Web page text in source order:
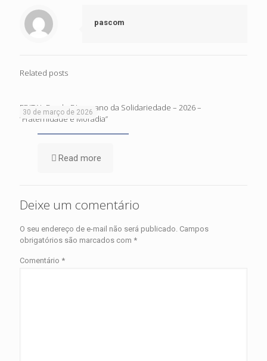
pascom
Related posts
30 de março de 2026
EDITAL Fundo Diocesano da Solidariedade – 2026 –
“Fraternidade e Moradia”
Read more
Deixe um comentário
O seu endereço de e-mail não será publicado. Campos
obrigatórios são marcados com *
Comentário *